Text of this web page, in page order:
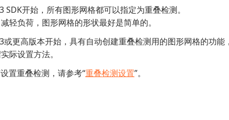
SDK开始，所有图形网格都可以指定为重叠检测。
轻负荷，图形网格的形状最好是简单的。
更高版本开始，具有自动创建重叠检测用的图形网格的功能，
际设置方法。
置重叠检测，请参考“重叠检测设置”。